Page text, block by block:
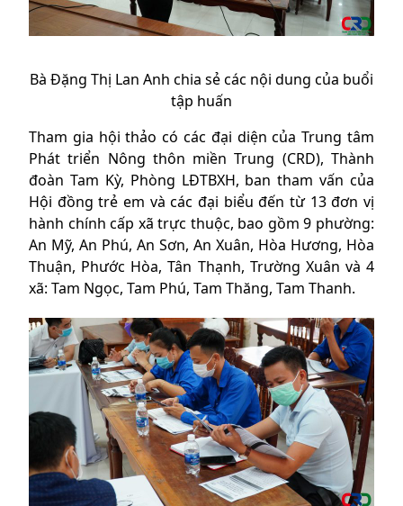
Bà Đặng Thị Lan Anh chia sẻ các nội dung của buổi
tập huấn
Tham gia hội thảo có các đại diện của Trung tâm
Phát triển Nông thôn miền Trung (CRD), Thành
đoàn Tam Kỳ, Phòng LĐTBXH, ban tham vấn của
Hội đồng trẻ em và các đại biểu đến từ 13 đơn vị
hành chính cấp xã trực thuộc, bao gồm 9 phường:
An Mỹ, An Phú, An Sơn, An Xuân, Hòa Hương, Hòa
Thuận, Phước Hòa, Tân Thạnh, Trường Xuân và 4
xã: Tam Ngọc, Tam Phú, Tam Thăng, Tam Thanh.